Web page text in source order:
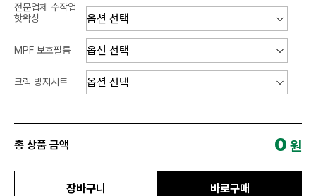
전문업체 수작업
핫왁싱
MPF 보호필름
크랙 방지시트
총 상품 금액 0 원
장바구니 바로구매